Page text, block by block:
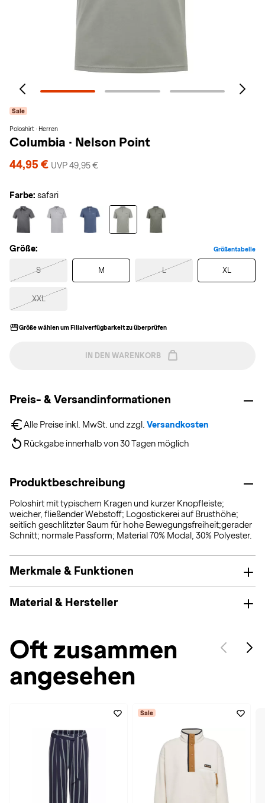
Sale
Poloshirt · Herren
Columbia · Nelson Point
44,95 € UVP 49,95 €
Farbe: safari
Größe: Größentabelle
S M L XL
XXL
Größe wählen um Filialverfügbarkeit zu überprüfen
IN DEN WARENKORB
Preis- & Versandinformationen
Alle Preise inkl. MwSt. und zzgl. Versandkosten
Rückgabe innerhalb von 30 Tagen möglich
Produktbeschreibung
Poloshirt mit typischem Kragen und kurzer Knopfleiste;
weicher, fließender Webstoff; Logostickerei auf Brusthöhe;
seitlich geschlitzter Saum für hohe Bewegungsfreiheit;gerader
Schnitt; normale Passform; Material 70% Modal, 30% Polyester.
Merkmale & Funktionen
Material & Hersteller
Oft zusammen
angesehen
Sale